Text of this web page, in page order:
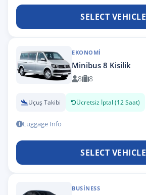
SELECT VEHICLE
EKONOMI
Minibus 8 Kisilik
8 8
Uçuş Takibi Ücretsiz İptal (12 Saat)
Luggage Info
SELECT VEHICLE
BUSINESS